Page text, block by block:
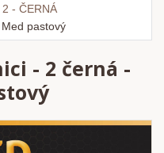
2 - ČERNÁ
pastový
- 2 černá -